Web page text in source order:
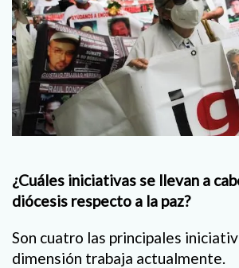
¿Cuáles iniciativas se llevan a
diócesis respecto a la paz?
Son cuatro las principales
dimensión trabaja actualmente.